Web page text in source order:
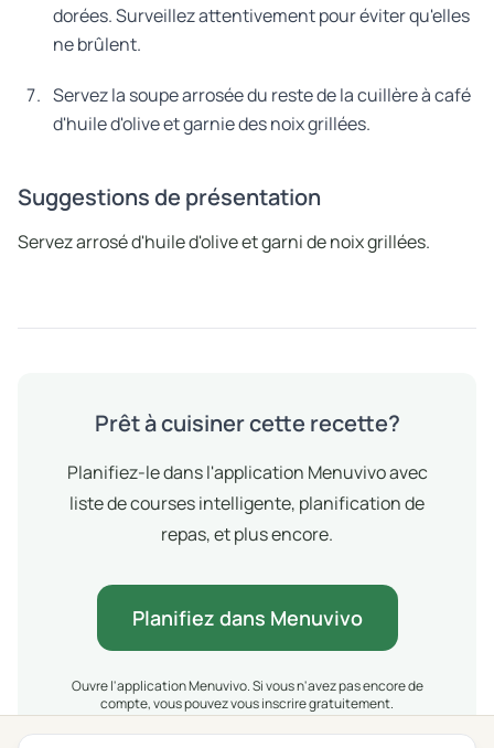
dorées. Surveillez attentivement pour éviter qu'elles
ne brûlent.
Servez la soupe arrosée du reste de la cuillère à café
d'huile d'olive et garnie des noix grillées.
Suggestions de présentation
Servez arrosé d'huile d'olive et garni de noix grillées.
Prêt à cuisiner cette recette?
Planifiez-le dans l'application Menuvivo avec
liste de courses intelligente, planification de
repas, et plus encore.
Planifiez dans Menuvivo
Ouvre l'application Menuvivo. Si vous n'avez pas encore de
compte, vous pouvez vous inscrire gratuitement.